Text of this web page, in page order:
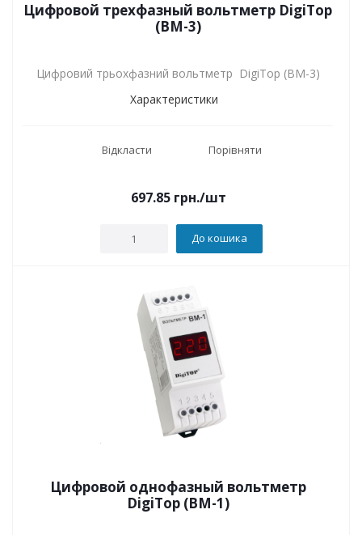
Цифровой трехфазный вольтметр DigiTop
(ВМ-3)
Цифровий трьохфазний вольтметр DigiTop (ВМ-3)
Характеристики
Відкласти Порівняти
697.85грн./шт
До кошика
Цифровой однофазный вольтметр
DigiTop (ВМ-1)